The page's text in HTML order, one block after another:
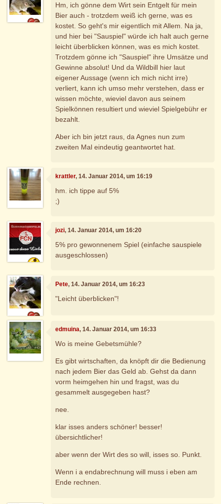
Hm, ich gönne dem Wirt sein Entgelt für mein
Bier auch - trotzdem weiß ich gerne, was es
kostet. So geht's mir eigentlich mit Allem. Na ja,
und hier bei "Sauspiel" würde ich halt auch gerne
leicht überblicken können, was es mich kostet.
Trotzdem gönne ich "Sauspiel" ihre Umsätze und
Gewinne absolut! Und da Wildbill hier laut
eigener Aussage (wenn ich mich nicht irre)
verliert, kann ich umso mehr verstehen, dass er
wissen möchte, wieviel davon aus seinem
Spielkönnen resultiert und wieviel Spielgebühr er
bezahlt.
Aber ich bin jetzt raus, da Agnes nun zum
zweiten Mal eindeutig geantwortet hat.
krattler, 14. Januar 2014, um 16:19
hm. ich tippe auf 5%
;)
jozi, 14. Januar 2014, um 16:20
5% pro gewonnenem Spiel (einfache sauspiele
ausgeschlossen)
Pete, 14. Januar 2014, um 16:23
"Leicht überblicken"!
edmuina, 14. Januar 2014, um 16:33
Wo is meine Gebetsmühle?
Es gibt wirtschaften, da knöpft dir die Bedienung
nach jedem Bier das Geld ab. Gehst da dann
vorm heimgehen hin und fragst, was du
gesammelt ausgegeben hast?
nee.
klar isses anders schöner! besser!
übersichtlicher!
aber wenn der Wirt des so will, isses so. Punkt.
Wenn i a endabrechnung will muss i eben am
Ende rechnen.